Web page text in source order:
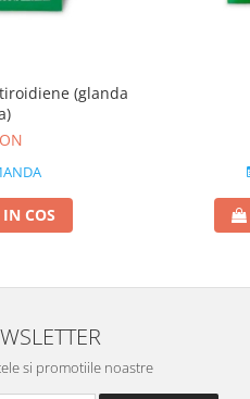
(glanda
COS
si promotiile noastre